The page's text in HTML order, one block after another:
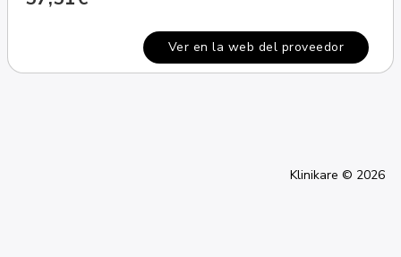
Ver en la web del proveedor
Klinikare © 2026